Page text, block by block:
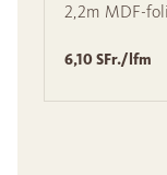
2,2m MDF-
6,10 SFr./lfm